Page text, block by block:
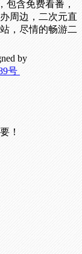
包含免费看番，
周边，二次元直
，尽情的畅游二
by
号
！